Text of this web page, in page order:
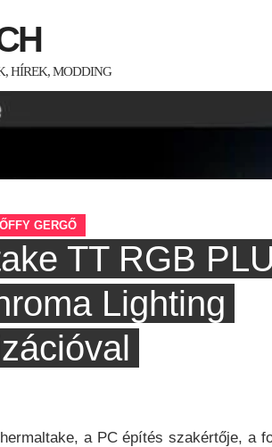
HÍREK, MODDING
GERGŐ
TT RGB
Lighting
a PC építés szakértője, a